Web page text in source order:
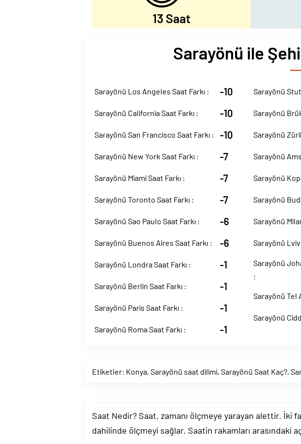
13 Saat
Sarayönü ile
Sarayönü Los Angeles Saat Farkı : -10
Sarayönü California Saat Farkı : -10
Sarayönü San Francisco Saat Farkı : -10
Sarayönü New York Saat Farkı : -7
Sarayönü Miami Saat Farkı : -7
Sarayönü Toronto Saat Farkı : -7
Sarayönü Sao Paulo Saat Farkı : -6
Sarayönü Buenos Aires Saat Farkı : -6
Sarayönü Londra Saat Farkı : -1
Sarayönü Berlin Saat Farkı : -1
Sarayönü Paris Saat Farkı : -1
Sarayönü Roma Saat Farkı : -1
Sarayönü
Sarayönü
Sarayönü
Sarayönü
Sarayönü
Sarayönü
Sarayönü
Sarayönü Lviv
Sarayönü
:
Sarayönü Tel
Sarayönü
Etiketler: Konya, Sarayönü saat dilimi, Sarayönü Saat Kaç?,
Saat Nedir? Saat, zamanı ölçmeye yarayan alettir. İki
dahilinde ölçmeyi sağlar. Saatin rakamları arasındaki